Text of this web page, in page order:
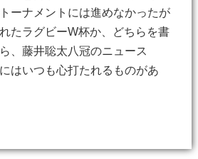
ーナメントには進めなかったが
たラグビーW杯か、どちらを書
、藤井聡太八冠のニュース
はいつも心打たれるものがあ